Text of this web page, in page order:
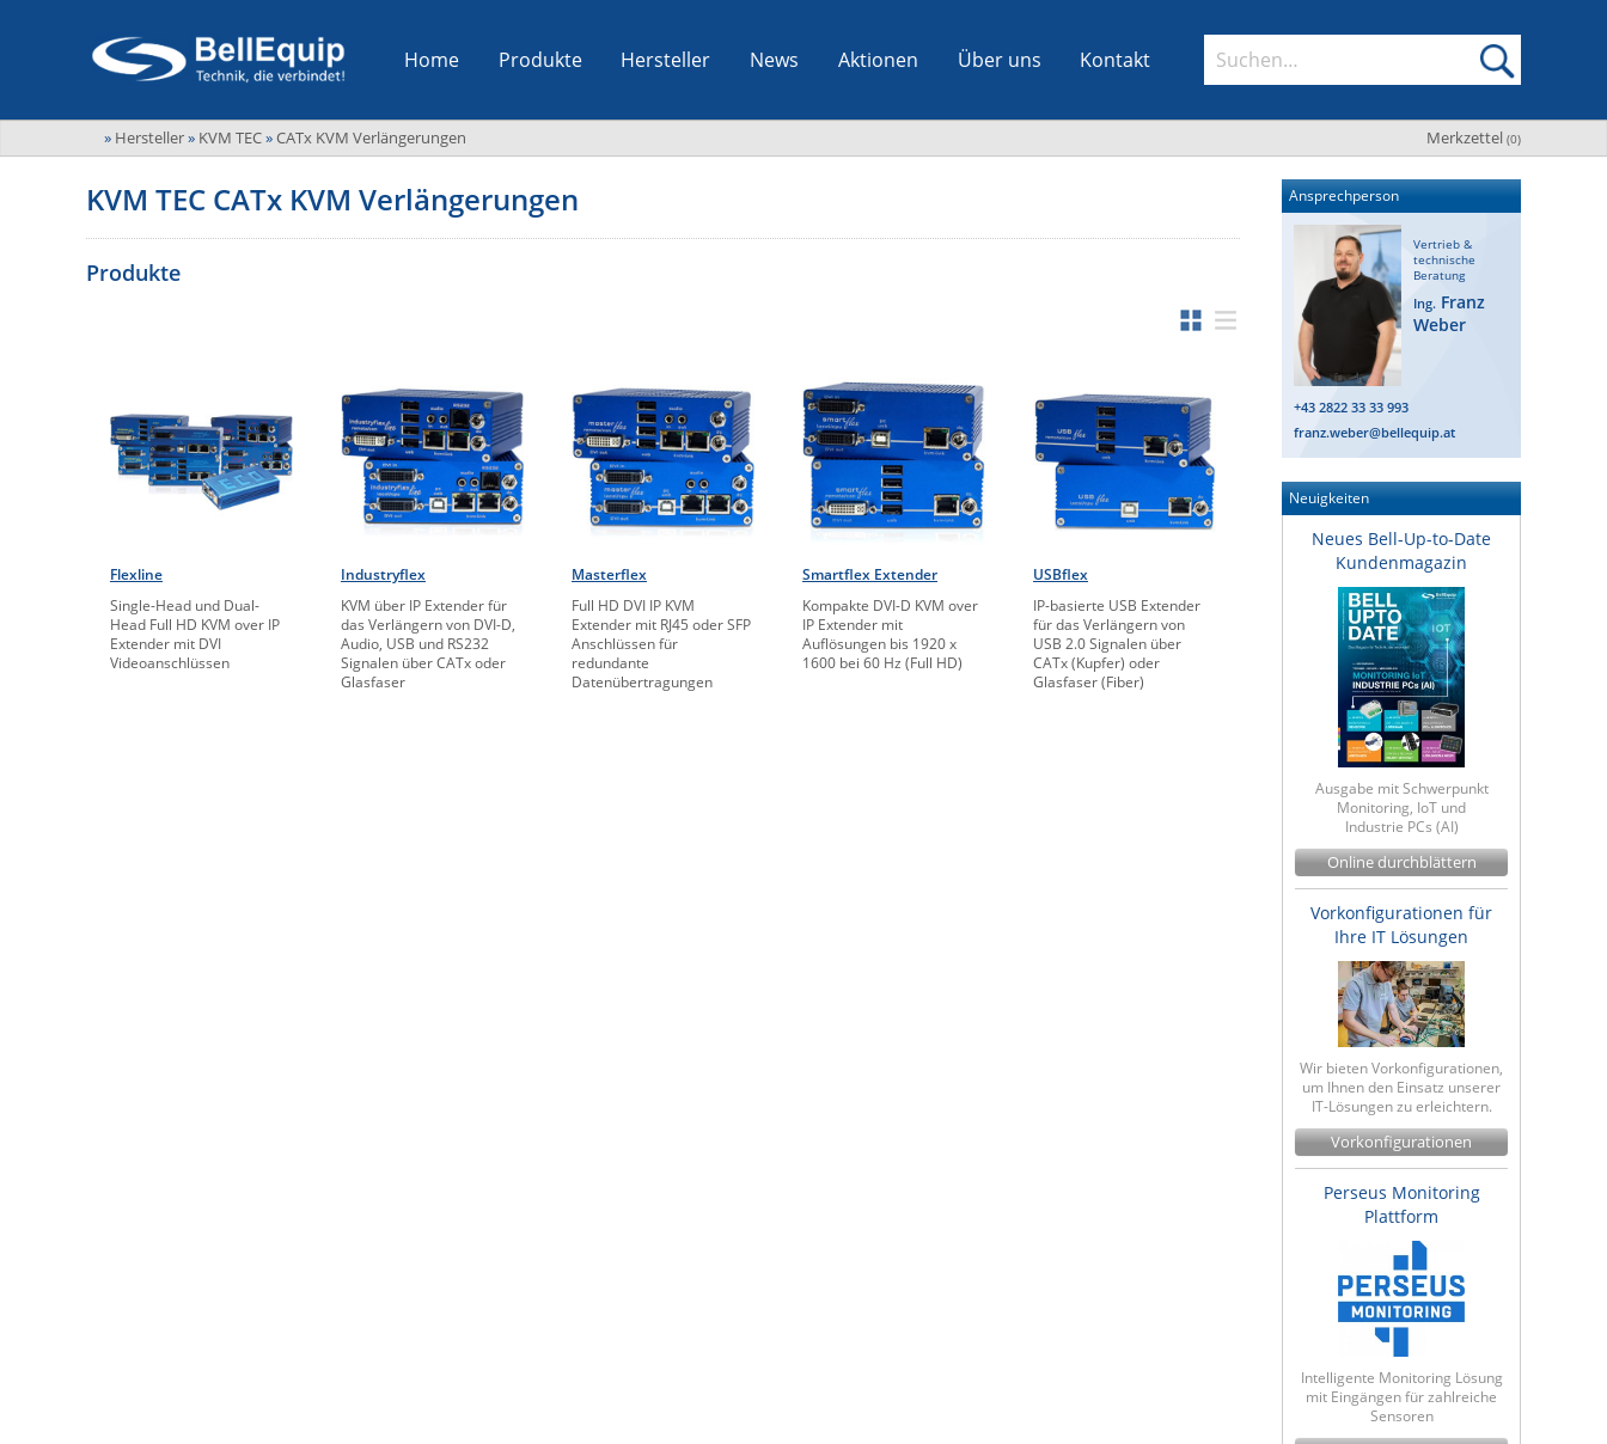
Home Produkte Hersteller News Aktionen Über uns Kontakt
Merkzettel (0)
» Hersteller» KVM TEC»CATx KVM Verlängerungen
KVM TEC CATx KVM Verlängerungen
Produkte
Flexline
Single-Head und Dual-
Head Full HD KVM over IP
Extender mit DVI
Videoanschlüssen
Industryflex
KVM über IP Extender für
das Verlängern von DVI-D,
Audio, USB und RS232
Signalen über CATx oder
Glasfaser
Masterflex
Full HD DVI IP KVM
Extender mit RJ45 oder SFP
Anschlüssen für
redundante
Datenübertragungen
Smartflex Extender
Kompakte DVI-D KVM over
IP Extender mit
Auflösungen bis 1920 x
1600 bei 60 Hz (Full HD)
USBflex
IP-basierte USB Extender
für das Verlängern von
USB 2.0 Signalen über
CATx (Kupfer) oder
Glasfaser (Fiber)
Ansprechperson
Vertrieb &
technische
Beratung
Ing. Franz
Weber
+43 2822 33 33 993
franz.weber@bellequip.at
Neuigkeiten
Neues Bell-Up-to-Date
Kundenmagazin
Ausgabe mit Schwerpunkt
Monitoring, IoT und
Industrie PCs (AI)
Online durchblättern
Vorkonfigurationen für
Ihre IT Lösungen
Wir bieten Vorkonfigurationen,
um Ihnen den Einsatz unserer
IT-Lösungen zu erleichtern.
Vorkonfigurationen
Perseus Monitoring
Plattform
Intelligente Monitoring Lösung
mit Eingängen für zahlreiche
Sensoren